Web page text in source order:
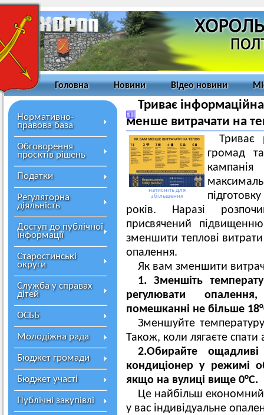
Головна Новини Відео новини
Нормативно-
правова база
Обговорення
проєктів рішень
Податки
Регуляторна
діяльність
Доступ до публічної
інформації
Старостинські
округи
Служба у справах
дітей
ОСББ
Молодіжна рада
Бюджет громади
Бюджет участі
Публічні закупівлі
Триває
менше витрачати на
натисніть для
збільшення
Триває
громад
років. Наразі
присвячений
зменшити теплові
опалення.
Як вам зменшити
1. Зменшіть
регулювати
помешканні не більше 18°
Зменшуйте
Також, коли лягаєте
2.Обирайте ощадливі
кондиціонер у режимі
якщо на вулиці вище 0°С.
Це найбільш економний
у вас індивідуальне